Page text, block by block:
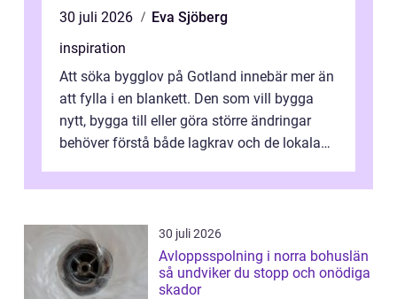
30 juli 2026
Eva Sjöberg
inspiration
Att söka bygglov på Gotland innebär mer än
att fylla i en blankett. Den som vill bygga
nytt, bygga till eller göra större ändringar
behöver förstå både lagkrav och de lokala
30 juli 2026
Avloppsspolning i norra bohuslän
så undviker du stopp och onödiga
skador